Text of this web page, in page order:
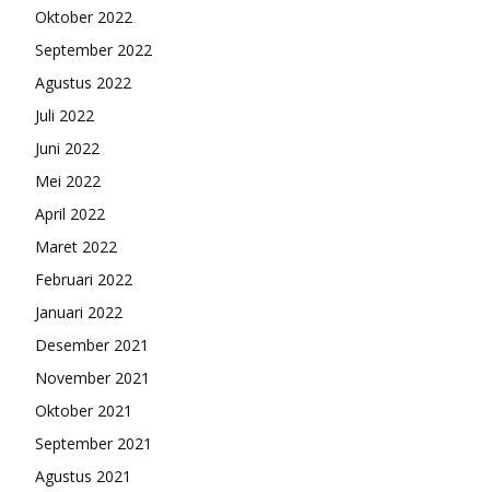
Oktober 2022
September 2022
Agustus 2022
Juli 2022
Juni 2022
Mei 2022
April 2022
Maret 2022
Februari 2022
Januari 2022
Desember 2021
November 2021
Oktober 2021
September 2021
Agustus 2021